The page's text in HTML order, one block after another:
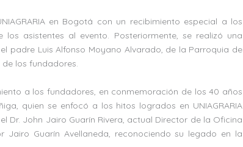
en Bogotá con un recibimiento especial a los
asistentes al evento. Posteriormente, se realizó una
padre Luis Alfonso Moyano Alvarado, de la Parroquia de
los fundadores.
a los fundadores, en conmemoración de los 40 años
quien se enfocó a los hitos logrados en UNIAGRARIA
Dr. John Jairo Guarín Rivera, actual Director de la Oficina
Jairo Guarín Avellaneda, reconociendo su legado en la